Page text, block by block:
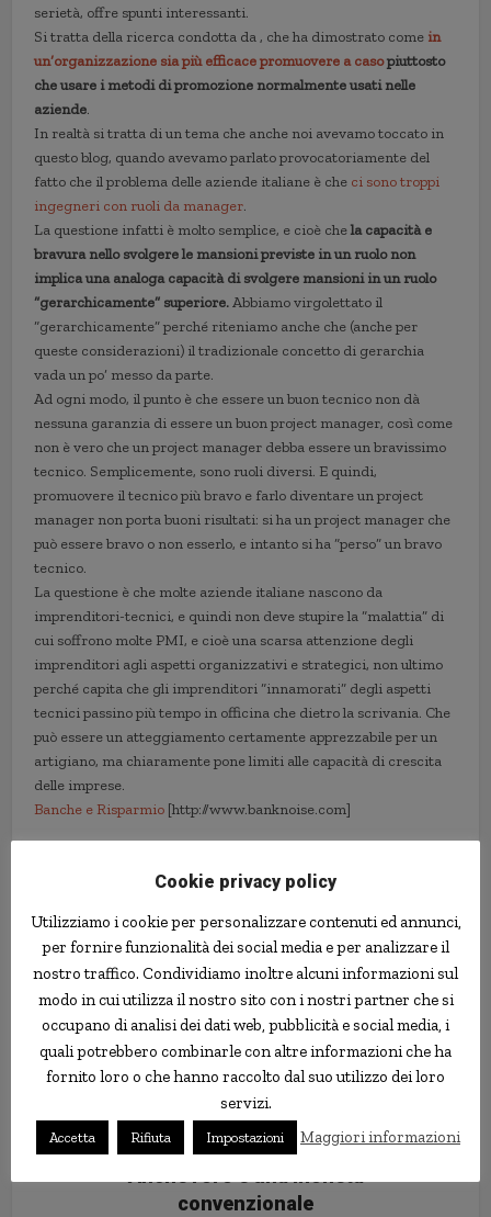
serietà, offre spunti interessanti.
Si tratta della ricerca condotta da , che ha dimostrato come in
un’organizzazione sia più efficace promuovere a casopiuttosto
che usare i metodi di promozione normalmente usati nelle
aziende.
In realtà si tratta di un tema che anche noi avevamo toccato in
questo blog, quando avevamo parlato provocatoriamente del
fatto che il problema delle aziende italiane è che ci sono troppi
ingegneri con ruoli da manager.
La questione infatti è molto semplice, e cioè chela capacità e
bravura nello svolgere le mansioni previste in un ruolo non
implica una analoga capacità di svolgere mansioni in un ruolo
“gerarchicamente” superiore.Abbiamo virgolettato il
“gerarchicamente” perché riteniamo anche che (anche per
queste considerazioni) il tradizionale concetto di gerarchia
vada un po’ messo da parte.
Ad ogni modo, il punto è che essere un buon tecnico non dà
nessuna garanzia di essere un buon project manager, così come
non è vero che un project manager debba essere un bravissimo
tecnico. Semplicemente, sono ruoli diversi. E quindi,
promuovere il tecnico più bravo e farlo diventare un project
manager non porta buoni risultati: si ha un project manager che
può essere bravo o non esserlo, e intanto si ha “perso” un bravo
tecnico.
La questione è che molte aziende italiane nascono da
imprenditori-tecnici, e quindi non deve stupire la “malattia” di
cui soffrono molte PMI, e cioè una scarsa attenzione degli
imprenditori agli aspetti organizzativi e strategici, non ultimo
perché capita che gli imprenditori “innamorati” degli aspetti
tecnici passino più tempo in officina che dietro la scrivania. Che
può essere un atteggiamento certamente apprezzabile per un
artigiano, ma chiaramente pone limiti alle capacità di crescita
delle imprese.
Banche e Risparmio [http://www.banknoise.com]
imprese Italia organizzazione
convenzionale
Cookie privacy policy
Utilizziamo i cookie per personalizzare contenuti ed annunci,
per fornire funzionalità dei social media e per analizzare il
nostro traffico. Condividiamo inoltre alcuni informazioni sul
modo in cui utilizza il nostro sito con i nostri partner che si
occupano di analisi dei dati web, pubblicità e social media, i
quali potrebbero combinarle con altre informazioni che ha
fornito loro o che hanno raccolto dal suo utilizzo dei loro
servizi.
Accetta Rifiuta Impostazioni Maggiori informazioni